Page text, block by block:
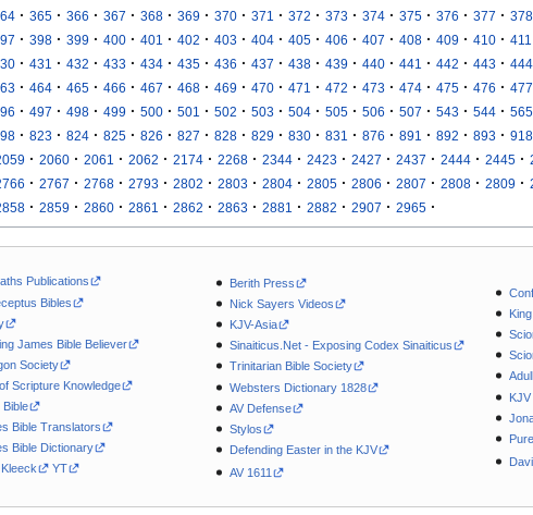
· 365 · 366 · 367 · 368 · 369 · 370 · 371 · 372 · 373 · 374 · 375 · 376 · 377 · 378
· 398 · 399 · 400 · 401 · 402 · 403 · 404 · 405 · 406 · 407 · 408 · 409 · 410 · 411
· 431 · 432 · 433 · 434 · 435 · 436 · 437 · 438 · 439 · 440 · 441 · 442 · 443 · 444
· 464 · 465 · 466 · 467 · 468 · 469 · 470 · 471 · 472 · 473 · 474 · 475 · 476 · 477
· 497 · 498 · 499 · 500 · 501 · 502 · 503 · 504 · 505 · 506 · 507 · 543 · 544 · 565
· 823 · 824 · 825 · 826 · 827 · 828 · 829 · 830 · 831 · 876 · 891 · 892 · 893 · 918
· 2060 · 2061 · 2062 · 2174 · 2268 · 2344 · 2423 · 2427 · 2437 · 2444 · 2445 ·
· 2767 · 2768 · 2793 · 2802 · 2803 · 2804 · 2805 · 2806 · 2807 · 2808 · 2809 ·
· 2859 · 2860 · 2861 · 2862 · 2863 · 2881 · 2882 · 2907 · 2965 ·
Publications
Bibles
James Bible Believer
Society
Scripture Knowledge
Bible
Bible Translators
Bible Dictionary
YT
Berith Press
Nick Sayers Videos
KJV-Asia
Sinaiticus.Net - Exposing Codex Sinaiticus
Trinitarian Bible Society
Websters Dictionary 1828
AV Defense
Stylos
Defending Easter in the KJV
AV 1611